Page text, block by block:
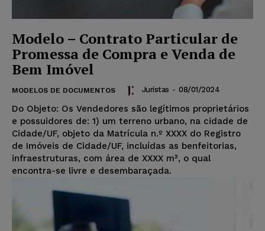
Modelo – Contrato Particular de
Promessa de Compra e Venda de
Bem Imóvel
MODELOS DE DOCUMENTOS Juristas - 08/01/2024
Do Objeto: Os Vendedores são legítimos proprietários
e possuidores de: 1) um terreno urbano, na cidade de
Cidade/UF, objeto da Matrícula n.º XXXX do Registro
de Imóveis de Cidade/UF, incluídas as benfeitorias,
infraestruturas, com área de XXXX m², o qual
encontra-se livre e desembaraçada.